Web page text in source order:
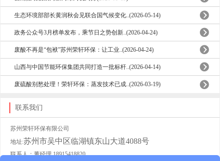
生态环境部部长黄润秋会见联合国气候变化..(2026-05-14)
政务公众号3月榜单发布，乘节日之势创新..(2026-04-24)
废酸不再是“包袱”苏州荣轩环保：让工业..(2026-04-24)
山西与中国节能环保集团共同打造一批标杆..(2026-04-14)
废硫酸别愁处理！荣轩环保：蒸发技术已成..(2026-03-19)
联系我们
苏州荣轩环保有限公司
地址:苏州市吴中区临湖镇东山大道4088号
联系人：董经理 18915418820